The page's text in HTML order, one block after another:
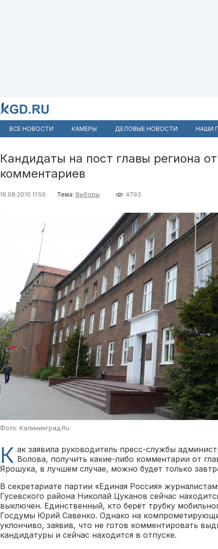
ВСЕ НОВОСТИ КАМЕРЫ ДЕЛОВЫЕ НОВОСТИ НАШИ
Кандидаты на пост главы региона
комментариев
16.08.2010 11:59 Тема: Выборы 4793
Фото: Калининград.Ru
К ак заявила руководитель пресс-службы
Волова, получить какие-либо комментарии от
Ярошука, в лучшем случае, можно будет только
В секретариате партии «Единая Россия»
Гусевского района Николай Цуканов сейчас
выключен. Единственный, кто берёт трубку
Госдумы Юрий Савенко. Однако на
уклончиво, заявив, что не готов комментировать
кандидатуры и сейчас находится в отпуске.